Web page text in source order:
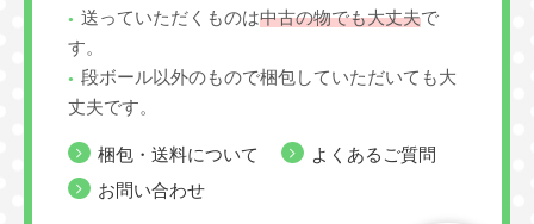
送っていただくものは中古の物でも大丈夫で
す。
段ボール以外のもので梱包していただいても大
丈夫です。
梱包・送料について
よくあるご質問
お問い合わせ